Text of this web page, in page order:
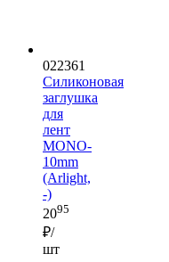
022361
Силиконовая
заглушка
для
лент
MONO-
10mm
(Arlight,
-)
2095
₽/
шт